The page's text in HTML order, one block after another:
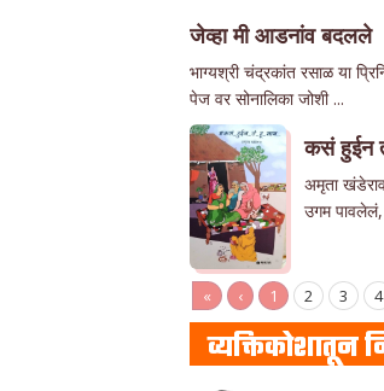
जेव्हा मी आडनांव बदलले
भाग्यश्री चंद्रकांत रसाळ या
पेज वर सोनालिका जोशी ...
कसं हुईन
अमृता
उगम
« ‹ 1 2 3 4
व्यक्तिकोशातून